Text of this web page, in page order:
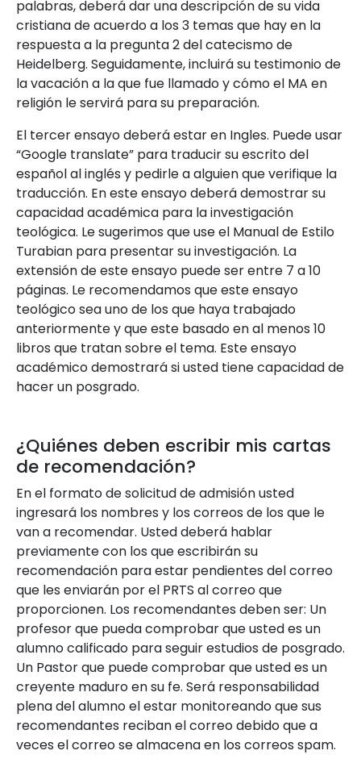
palabras, deberá dar una descripción de su vida
cristiana de acuerdo a los 3 temas que hay en la
respuesta a la pregunta 2 del catecismo de
Heidelberg. Seguidamente, incluirá su testimonio de
la vacación a la que fue llamado y cómo el MA en
religión le servirá para su preparación.
El tercer ensayo deberá estar en Ingles. Puede usar
“Google translate” para traducir su escrito del
español al inglés y pedirle a alguien que verifique la
traducción. En este ensayo deberá demostrar su
capacidad académica para la investigación
teológica. Le sugerimos que use el Manual de Estilo
Turabian para presentar su investigación. La
extensión de este ensayo puede ser entre 7 a 10
páginas. Le recomendamos que este ensayo
teológico sea uno de los que haya trabajado
anteriormente y que este basado en al menos 10
libros que tratan sobre el tema. Este ensayo
académico demostrará si usted tiene capacidad de
hacer un posgrado.
¿Quiénes deben escribir mis cartas
de recomendación?
En el formato de solicitud de admisión usted
ingresará los nombres y los correos de los que le
van a recomendar. Usted deberá hablar
previamente con los que escribirán su
recomendación para estar pendientes del correo
que les enviarán por el PRTS al correo que
proporcionen. Los recomendantes deben ser: Un
profesor que pueda comprobar que usted es un
alumno calificado para seguir estudios de posgrado.
Un Pastor que puede comprobar que usted es un
creyente maduro en su fe. Será responsabilidad
plena del alumno el estar monitoreando que sus
recomendantes reciban el correo debido que a
veces el correo se almacena en los correos spam.